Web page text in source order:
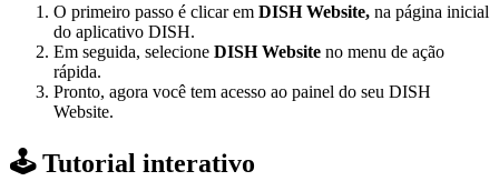
O primeiro passo é clicar em DISH Website, na página inicial
do aplicativo DISH.
Em seguida, selecione DISH Website no menu de ação
rápida.
Pronto, agora você tem acesso ao painel do seu DISH
Website.
🕹️ Tutorial interativo